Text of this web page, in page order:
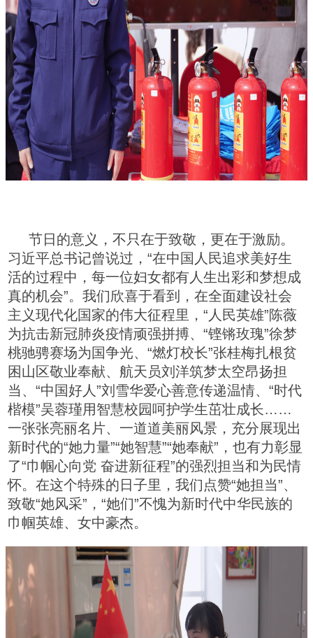
节日的意义，不只在于致敬，更在于激励。
习近平总书记曾说过，“在中国人民追求美好生
活的过程中，每一位妇女都有人生出彩和梦想成
真的机会”。我们欣喜于看到，在全面建设社会
主义现代化国家的伟大征程里，“人民英雄”陈薇
为抗击新冠肺炎疫情顽强拼搏、“铿锵玫瑰”徐梦
桃驰骋赛场为国争光、“燃灯校长”张桂梅扎根贫
困山区敬业奉献、航天员刘洋筑梦太空昂扬担
当、“中国好人”刘雪华爱心善意传递温情、“时代
楷模”吴蓉瑾用智慧校园呵护学生茁壮成长……
一张张亮丽名片、一道道美丽风景，充分展现出
新时代的“她力量”“她智慧”“她奉献”，也有力彰显
了“巾帼心向党 奋进新征程”的强烈担当和为民情
怀。在这个特殊的日子里，我们点赞“她担当”、
致敬“她风采”，“她们”不愧为新时代中华民族的
巾帼英雄、女中豪杰。